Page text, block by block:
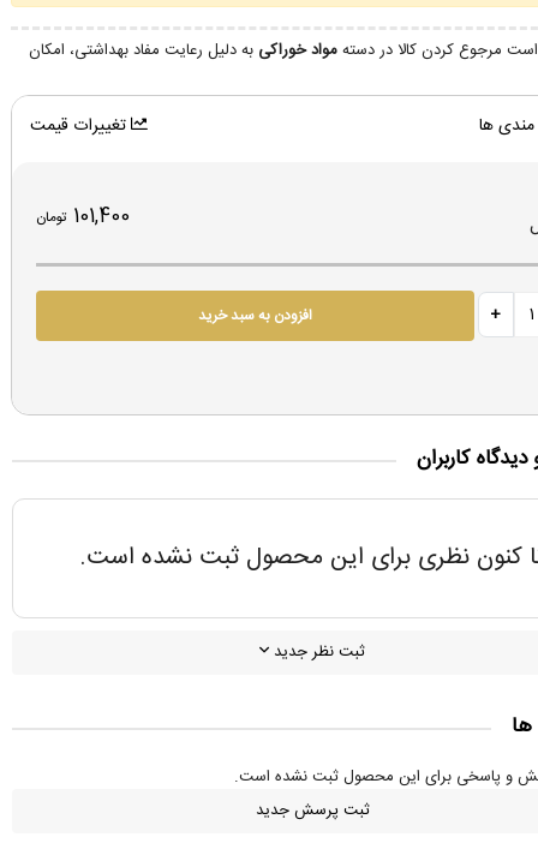
مرجوع کردن کالا در دستهمواد خوراکی به دلیل رعایت مفاد بهداشتی، امکان
ها تغییرات قیمت
101,400 تومان
افزودن به سبد خرید
دیدگاه کاربران
کنون نظری برای این محصول ثبت نشده است.
ثبت نظر جدید
و پاسخی برای این محصول ثبت نشده است.
ثبت پرسش جدید